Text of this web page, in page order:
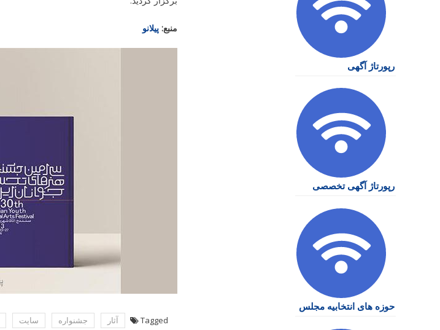
منبع: پیلانو
Tagged آثار جشنواره سایت
رپورتاژ آگهی
رپورتاژ آگهی تخصصی
حوزه های انتخابیه مجلس